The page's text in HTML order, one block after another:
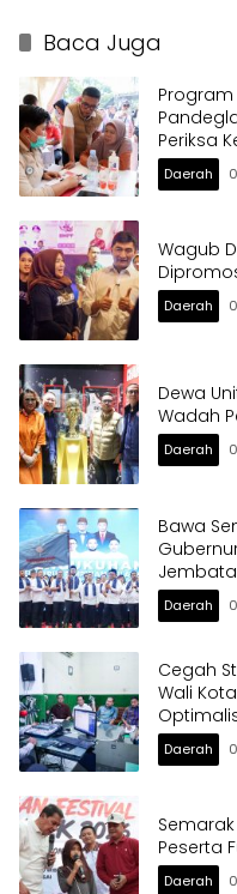
Baca Juga
Periksa
Daerah
Wagub
Daerah
Dewa
Wadah
Daerah
Bawa
Daerah
Cegah
Wali
Daerah
Semarak
Peserta
Daerah